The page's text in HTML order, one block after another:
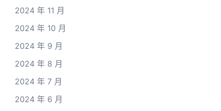
2024 年 11 月
2024 年 10 月
2024 年 9 月
2024 年 8 月
2024 年 7 月
2024 年 6 月